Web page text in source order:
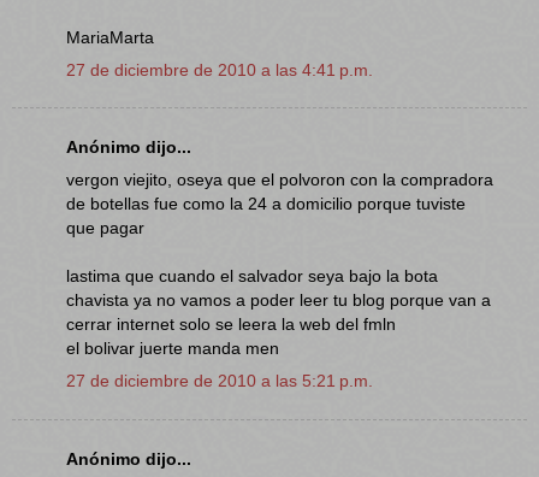
MariaMarta
27 de diciembre de 2010 a las 4:41 p.m.
Anónimo dijo...
vergon viejito, oseya que el polvoron con la compradora
de botellas fue como la 24 a domicilio porque tuviste
que pagar
lastima que cuando el salvador seya bajo la bota
chavista ya no vamos a poder leer tu blog porque van a
cerrar internet solo se leera la web del fmln
el bolivar juerte manda men
27 de diciembre de 2010 a las 5:21 p.m.
Anónimo dijo...